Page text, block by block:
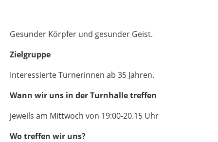
Gesunder Körpfer und gesunder Geist.
Zielgruppe
Interessierte Turnerinnen ab 35 Jahren.
Wann wir uns in der Turnhalle treffen
jeweils am Mittwoch von 19:00-20.15 Uhr
Wo treffen wir uns?